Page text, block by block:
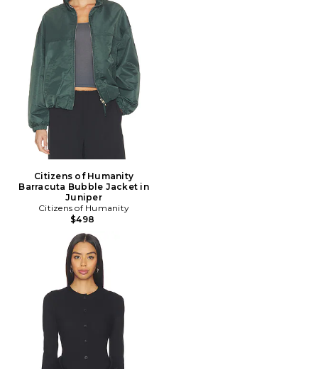
Citizens of Humanity
Barracuta Bubble Jacket in
Juniper
Citizens of Humanity
$498